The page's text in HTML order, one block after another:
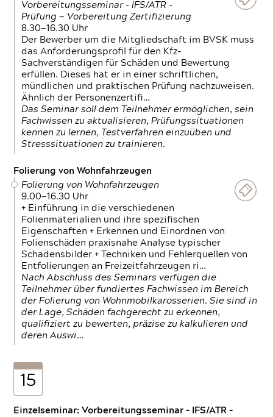
Vorbereitungsseminar - IFS/ATR -
Prüfung — Vorbereitung Zertifizierung
8.30—16.30 Uhr
Der Bewerber um die Mitgliedschaft im BVSK muss
das Anforderungsprofil für den Kfz-
Sachverständigen für Schäden und Bewertung
erfüllen. Dieses hat er in einer schriftlichen,
mündlichen und praktischen Prüfung nachzuweisen.
Ähnlich der Personenzertifi…
Das Seminar soll dem Teilnehmer ermöglichen, sein
Fachwissen zu aktualisieren, Prüfungssituationen
kennen zu lernen, Testverfahren einzuüben und
Stresssituationen zu trainieren.
Folierung von Wohnfahrzeugen
Folierung von Wohnfahrzeugen
9.00—16.30 Uhr
+ Einführung in die verschiedenen
Folienmaterialien und ihre spezifischen
Eigenschaften + Erkennen und Einordnen von
Folienschäden praxisnahe Analyse typischer
Schadensbilder + Techniken und Fehlerquellen von
Entfolierungen an Freizeitfahrzeugen ri…
Nach Abschluss des Seminars verfügen die
Teilnehmer über fundiertes Fachwissen im Bereich
der Folierung von Wohnmobilkarosserien. Sie sind in
der Lage, Schäden fachgerecht zu erkennen,
qualifiziert zu bewerten, präzise zu kalkulieren und
deren Auswi…
15
Einzelseminar: Vorbereitungsseminar - IFS/ATR -